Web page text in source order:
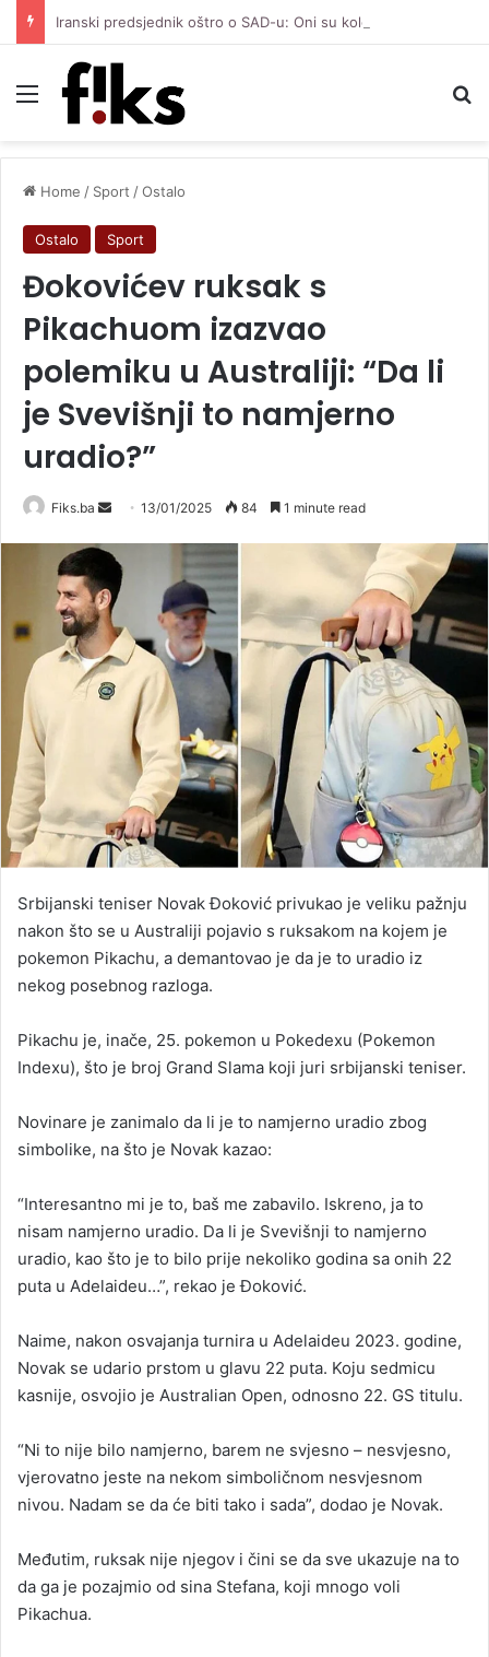
Menu
Home / Sport /Ostalo
Ostalo Sport
Đokovićev ruksak s
Pikachuom izazvao
polemiku u Australiji: “Da li
je Svevišnji to namjerno
uradio?”
Fiks.ba
Send
email
13/01/2025 84 1 minute read
Srbijanski teniser Novak Đoković privukao je veliku pažnju
nakon što se u Australiji pojavio s ruksakom na kojem je
pokemon Pikachu, a demantovao je da je to uradio iz
nekog posebnog razloga.
Pikachu je, inače, 25. pokemon u Pokedexu (Pokemon
Indexu), što je broj Grand Slama koji juri srbijanski teniser.
Novinare je zanimalo da li je to namjerno uradio zbog
simbolike, na što je Novak kazao:
“Interesantno mi je to, baš me zabavilo. Iskreno, ja to
nisam namjerno uradio. Da li je Svevišnji to namjerno
uradio, kao što je to bilo prije nekoliko godina sa onih 22
puta u Adelaideu…”, rekao je Đoković.
Naime, nakon osvajanja turnira u Adelaideu 2023. godine,
Novak se udario prstom u glavu 22 puta. Koju sedmicu
kasnije, osvojio je Australian Open, odnosno 22. GS titulu.
“Ni to nije bilo namjerno, barem ne svjesno – nesvjesno,
vjerovatno jeste na nekom simboličnom nesvjesnom
nivou. Nadam se da će biti tako i sada”, dodao je Novak.
Međutim, ruksak nije njegov i čini se da sve ukazuje na to
da ga je pozajmio od sina Stefana, koji mnogo voli
Pikachua.